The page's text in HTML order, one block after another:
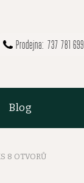
737 781 699
Blog
8 OTVORŮ